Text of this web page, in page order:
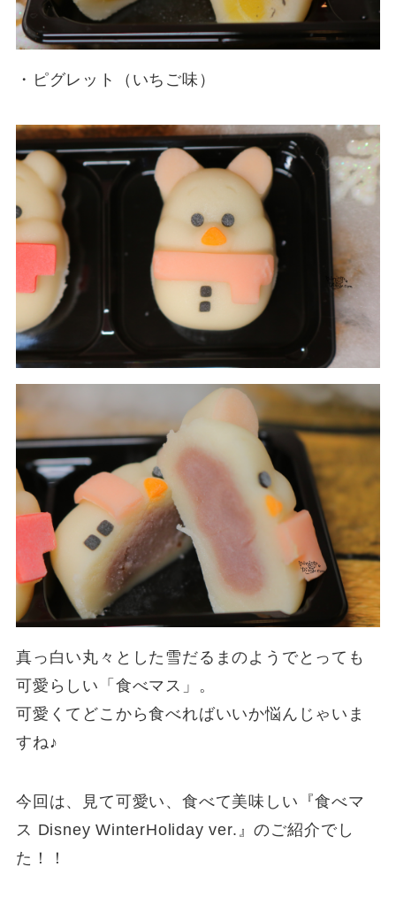
・ピグレット（いちご味）
真っ白い丸々とした雪だるまのようでとっても
可愛らしい「食べマス」。
可愛くてどこから食べればいいか悩んじゃいま
すね♪
今回は、見て可愛い、食べて美味しい『食べマ
ス Disney WinterHoliday ver.』のご紹介でし
た！！